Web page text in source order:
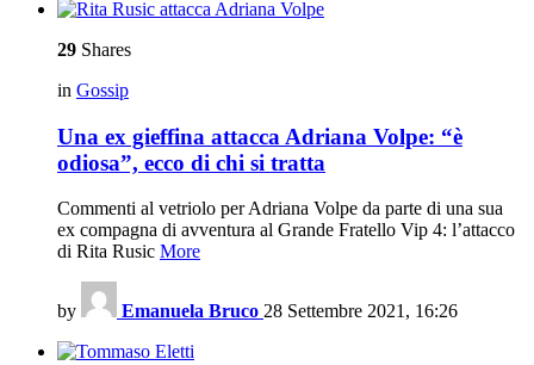
29 Shares
in Gossip
Una ex gieffina attacca Adriana Volpe: “è
odiosa”, ecco di chi si tratta
Commenti al vetriolo per Adriana Volpe da parte di una sua
ex compagna di avventura al Grande Fratello Vip 4: l’attacco
di Rita Rusic More
by Emanuela Bruco 28 Settembre 2021, 16:26